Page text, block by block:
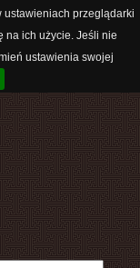
ustawieniach przeglądarki
na ich użycie. Jeśli nie
ustawienia swojej